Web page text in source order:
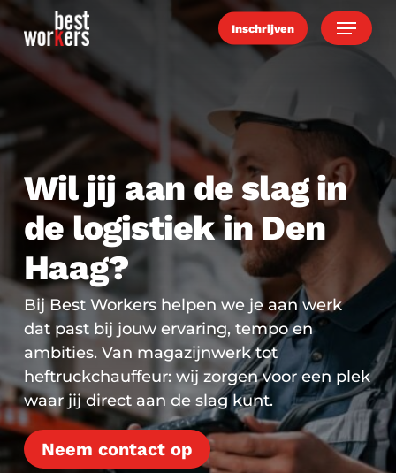
Skip
to
main
content
Inschrijven Menu
Wil jij aan de slag in
de logistiek in Den
Haag?
Bij Best Workers helpen we je aan werk
dat past bij jouw ervaring, tempo en
ambities. Van magazijnwerk tot
heftruckchauffeur: wij zorgen voor een plek
waar jij direct aan de slag kunt.
Neem contact op